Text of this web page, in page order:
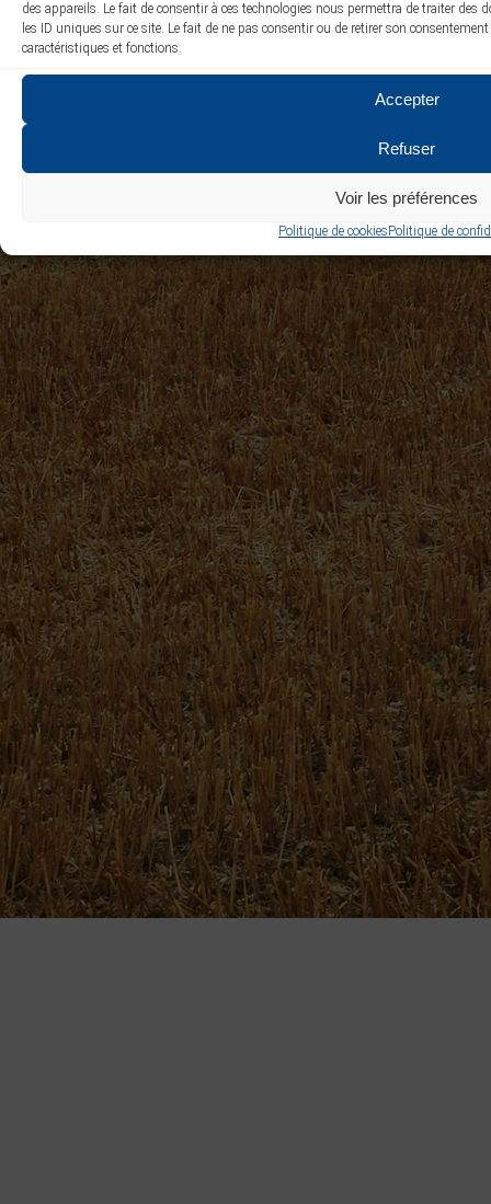
des appareils. Le fait de consentir à ces technologies nous permettra de traiter des
les ID uniques sur ce site. Le fait de ne pas consentir ou de retirer son
caractéristiques et fonctions.
Accepter
Refuser
Voir les préférences
Politique de cookiesPolitique de